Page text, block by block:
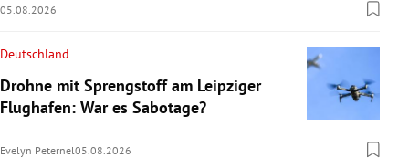
05.08.2026
Deutschland
Drohne mit Sprengstoff am Leipziger
Flughafen: War es Sabotage?
Evelyn Peternel05.08.2026